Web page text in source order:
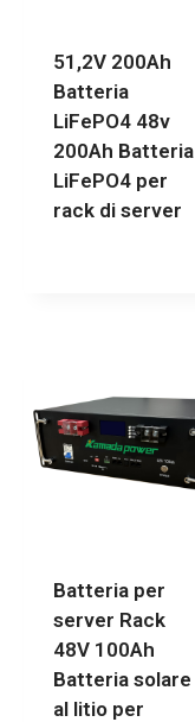
51,2V 200Ah
Batteria
LiFePO4 48v
200Ah Batteria
LiFePO4 per
rack di server
Batteria per
server Rack
48V 100Ah
Batteria solare
al litio per